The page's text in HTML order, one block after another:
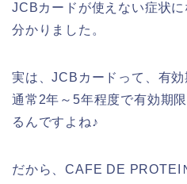
JCBカードが使えない症状
分かりました。
実は、JCBカードって、有
通常2年～5年程度で有効期
るんですよね♪
だから、CAFE DE PROTEI